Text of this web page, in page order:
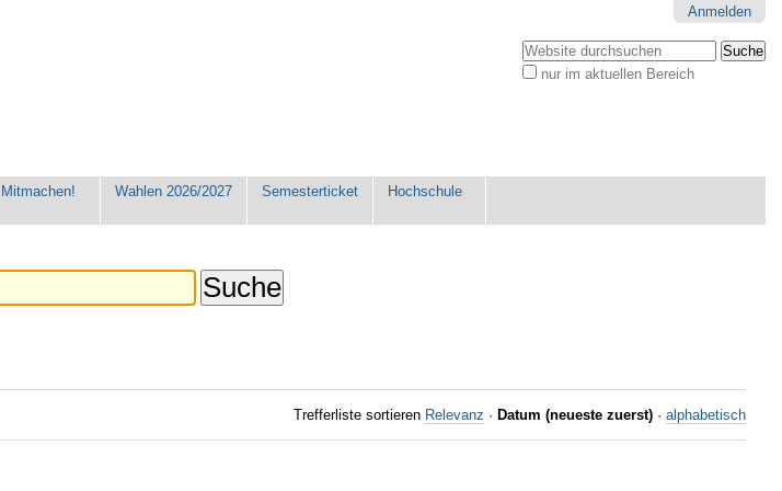
Anmelden
Website durchsuchen
nur im aktuellen Bereich
Mitmachen! Wahlen 2026/2027 Semesterticket Hochschule
Trefferliste sortieren Relevanz · Datum (neueste zuerst) · alphabetisch